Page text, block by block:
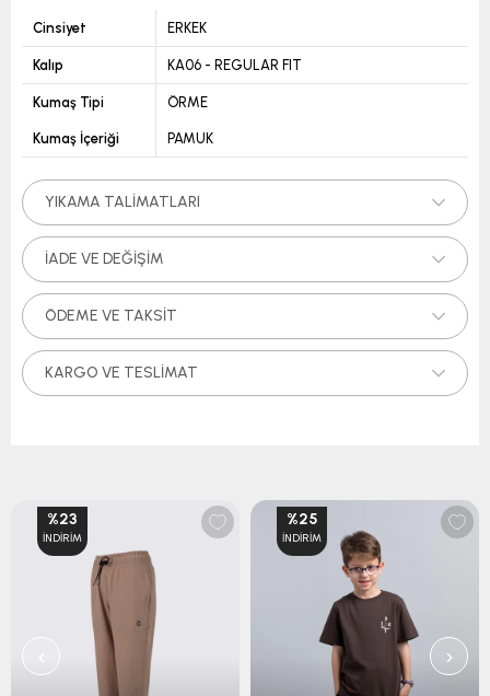
Cinsiyet ERKEK
Kalıp KA06 - REGULAR FIT
Kumaş Tipi ÖRME
Kumaş İçeriği PAMUK
YIKAMA TALIMATLARI
İADE VE DEĞIŞIM
ÖDEME VE TAKSIT
KARGO VE TESLIMAT
%23
İNDIRIM
%25
İNDIRIM
‹ ›